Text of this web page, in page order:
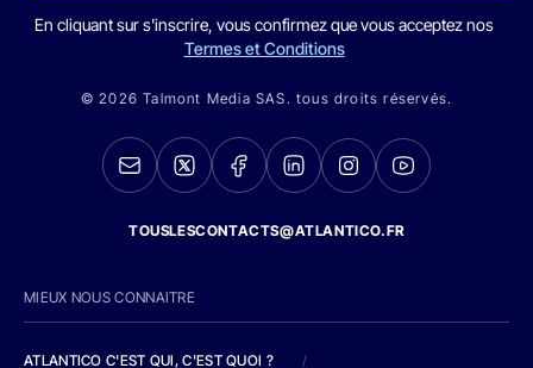
En cliquant sur s'inscrire, vous confirmez que vous acceptez nos
Termes et Conditions
© 2026 Talmont Media SAS. tous droits réservés.
TOUSLESCONTACTS@ATLANTICO.FR
MIEUX NOUS CONNAITRE
ATLANTICO C'EST QUI, C'EST QUOI ? /